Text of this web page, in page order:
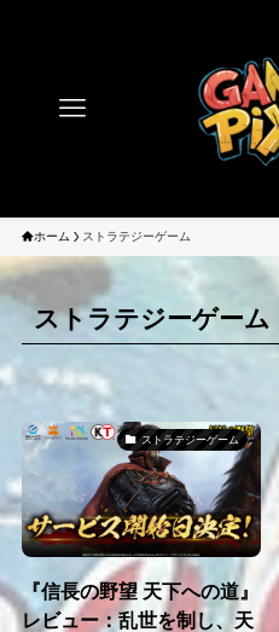
ホーム ストラテジーゲーム
ストラテジーゲーム
ストラテジーゲーム
『信長の野望 天下への道』
レビュー：乱世を制し、天